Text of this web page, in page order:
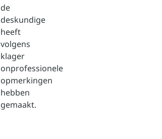
de
deskundige
heeft
volgens
klager
onprofessionele
opmerkingen
hebben
gemaakt.